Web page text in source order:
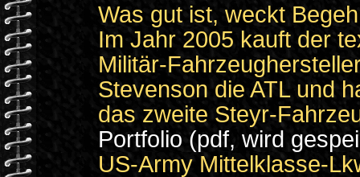
Was gut ist, weckt
Im Jahr 2005 kauft der
Militär-
Stevenson die ATL und
das zweite Steyr-
Portfolio (pdf, wird
US-Army Mittelklasse-